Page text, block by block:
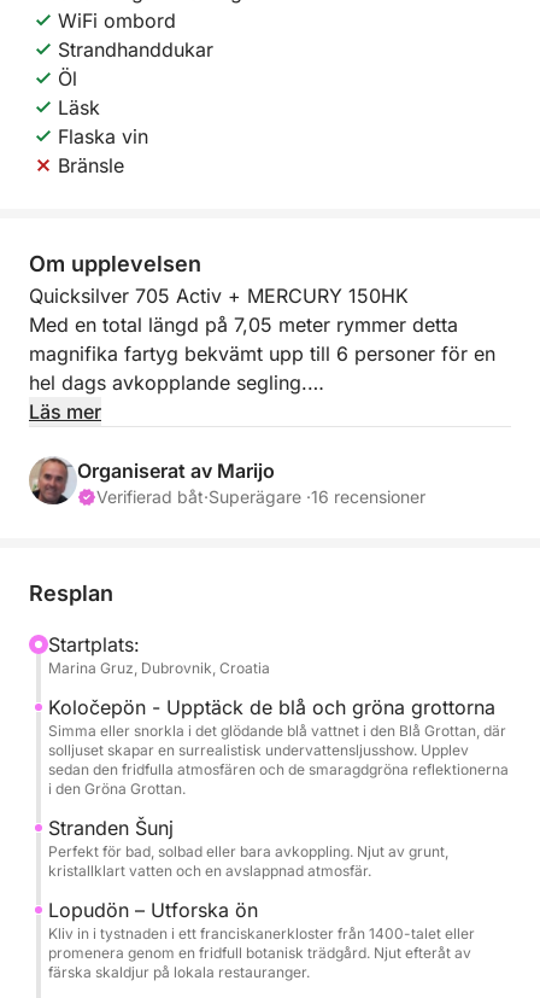
WiFi ombord
Strandhanddukar
Öl
Läsk
Flaska vin
Bränsle
Om upplevelsen
Quicksilver 705 Activ + MERCURY 150HK
Med en total längd på 7,05 meter rymmer detta
magnifika fartyg bekvämt upp till 6 personer för en
hel dags avkopplande segling.
Drivs av en mäktig 150 hästkrafters motor, kommer
utforska Dubrovnik-området.
Tre fantastiska öar, alla unika men lika fängslande,
Upptäck gömda grottor, pittoreska stränder och
perspektiv.
Vi organiserar en fantastisk dag till sjöss i
Dubrovnik-området och Elafitiöarna, samtidigt som
varje resa kan skräddarsys beroende på gästens
önskemål eller skepparens förslag!
INGÅR I PRISET:
- Handdukar
- Snorkelmasker
- Vattentät väska
- Kalla drycker (lokalt vin, juice, öl och vatten)
Läs mer
Organiserat av Marijo
Verifierad båt·Superägare ·16 recensioner
Resplan
Startplats:
Marina Gruz, Dubrovnik, Croatia
Koločepön - Upptäck de blå och gröna grottorna
Simma eller snorkla i det glödande blå vattnet i den Blå Grottan, där
solljuset skapar en surrealistisk undervattensljusshow. Upplev
sedan den fridfulla atmosfären och de smaragdgröna reflektionerna
i den Gröna Grottan.
Stranden Šunj
Perfekt för bad, solbad eller bara avkoppling. Njut av grunt,
kristallklart vatten och en avslappnad atmosfär.
Lopudön – Utforska ön
Kliv in i tystnaden i ett franciskanerkloster från 1400-talet eller
promenera genom en fridfull botanisk trädgård. Njut efteråt av
färska skaldjur på lokala restauranger.